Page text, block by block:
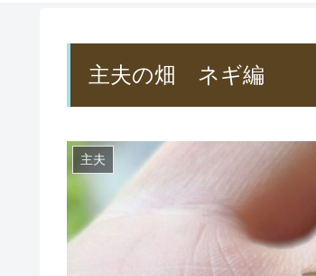
主夫の畑 ネギ編
主夫